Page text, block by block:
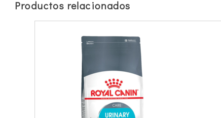
Productos relacionados